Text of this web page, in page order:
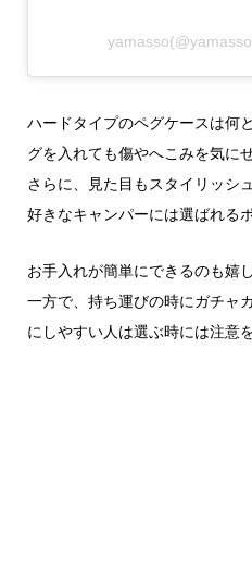
ハードタイプのペグケースは何
グを入れても傷やへこみを気に
さらに、見た目もスタイリッシ
好きなキャンパーには選ばれるポ
お手入れが簡単にできるのも嬉
一方で、持ち運びの時にガチャ
にしやすい人は選ぶ時には注意